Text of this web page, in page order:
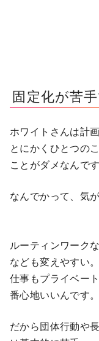
固定化が苦
ホワイトさんは計
とにかくひとつの
ことがダメなんです
なんでかって、気
ルーティンワーク
なども変えやすい。
仕事もプライベー
番心地いいんです。
だから団体行動や